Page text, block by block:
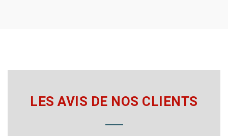
LES AVIS DE NOS CLIENTS